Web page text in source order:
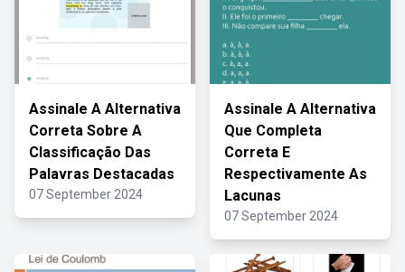
Assinale A Alternativa
Correta Sobre A
Classificação Das
Palavras Destacadas
07 September 2024
Assinale A Alternativa
Que Completa
Correta E
Respectivamente As
Lacunas
07 September 2024